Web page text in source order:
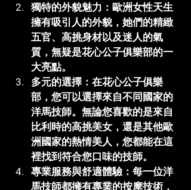
獨特的外貌魅力 ：歐洲女性天生
擁有吸引人的外貌，她們的精緻
五官、高挑身材以及迷人的氣
質，無疑是花心公子俱樂部的一
大亮點。
多元的選擇 ：在花心公子俱樂
部 ，您可以選擇來自不同國家的
洋馬技師。無論您喜歡的是來自
比利時的高挑美女，還是其他歐
洲國家的熱情美人，您都能在這
裡找到符合您口味的技師。
專業服務與舒適體驗：每一位洋
馬技師都擁有專業的按摩技術，